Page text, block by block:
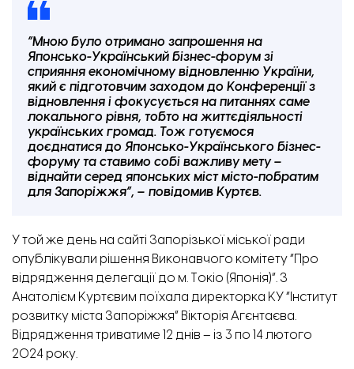
“Мною було отримано запрошення на
Японсько-Український бізнес-форум зі
сприяння економічному відновленню України,
який є підготовчим заходом до Конференції з
відновлення і фокусується на питаннях саме
локального рівня, тобто на життєдіяльності
українських громад. Тож готуємося
доєднатися до Японсько-Українського бізнес-
форуму та ставимо собі важливу мету –
віднайти серед японських міст місто-побратим
для Запоріжжя”, – повідомив Куртєв.
У той же день на сайті Запорізької міської ради
опублікували рішення Виконавчого комітету “Про
відрядження делегації до м. Токіо (Японія)”. З
Анатолієм Куртєвим поїхала директорка КУ “Інститут
розвитку міста Запоріжжя” Вікторія Агєнтаєва.
Відрядження триватиме 12 днів – із 3 по 14 лютого
2024 року.